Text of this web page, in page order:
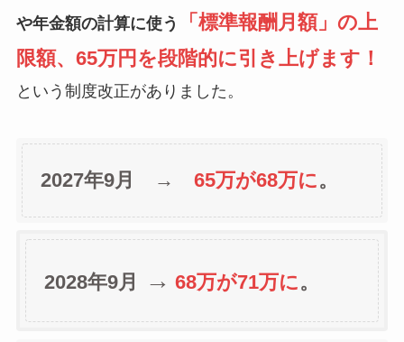
や年金額の計算に使う
「標準報酬月額」の上
限額、65万円を段階的に引き上げます！
という制度改正がありました。
2027年9月 → 65万が68万に。
2028年9月 → 68万が71万に。